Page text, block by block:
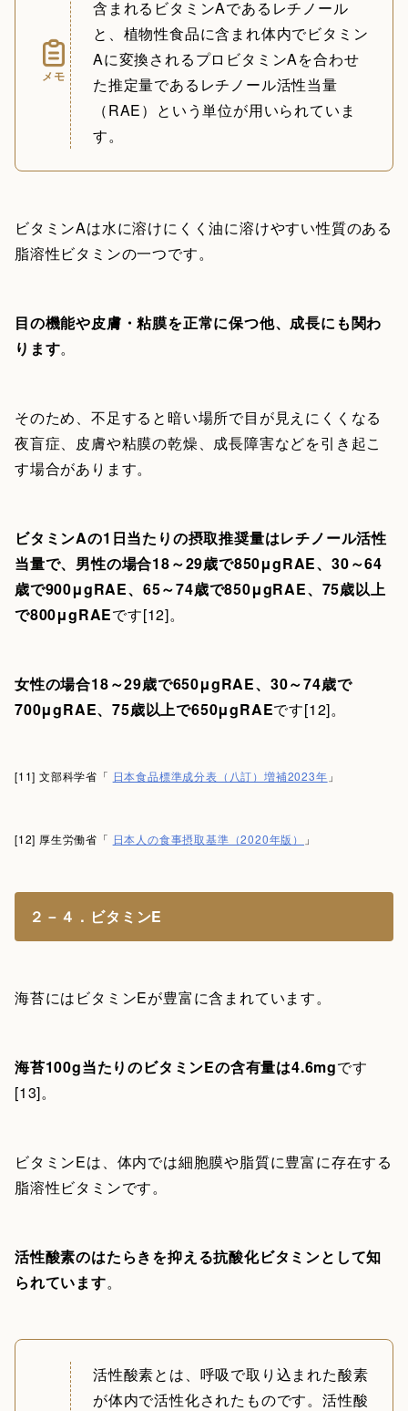
メモ
含まれるビタミンAであるレチノール
と、植物性食品に含まれ体内でビタミン
Aに変換されるプロビタミンAを合わせ
た推定量であるレチノール活性当量
（RAE）という単位が用いられていま
す。
ビタミンAは水に溶けにくく油に溶けやすい性質のある
脂溶性ビタミンの一つです。
目の機能や皮膚・粘膜を正常に保つ他、成長にも関わ
ります。
そのため、不足すると暗い場所で目が見えにくくなる
夜盲症、皮膚や粘膜の乾燥、成長障害などを引き起こ
す場合があります。
ビタミンAの1日当たりの摂取推奨量はレチノール活性
当量で、男性の場合18～29歳で850μgRAE、30～64
歳で900μgRAE、65～74歳で850μgRAE、75歳以上
で800μgRAEです[12]。
女性の場合18～29歳で650μgRAE、30～74歳で
700μgRAE、75歳以上で650μgRAEです[12]。
[11] 文部科学省「 日本食品標準成分表（八訂）増補2023年 」
[12] 厚生労働省「 日本人の食事摂取基準（2020年版） 」
２－４．ビタミンE
海苔にはビタミンEが豊富に含まれています。
海苔100g当たりのビタミンEの含有量は4.6mgです
[13]。
ビタミンEは、体内では細胞膜や脂質に豊富に存在する
脂溶性ビタミンです。
活性酸素のはたらきを抑える抗酸化ビタミンとして知
られています。
活性酸素とは、呼吸で取り込まれた酸素
が体内で活性化されたものです。活性酸